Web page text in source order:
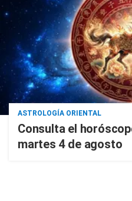
ASTROLOGÍA ORIENTAL
Consulta el
martes 4 de agosto